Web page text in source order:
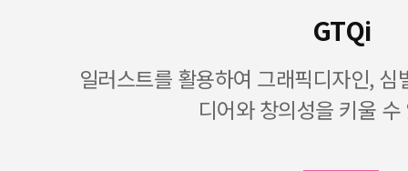
GTQi
일러스트를 활용하여 그래픽디자인,
디어와 창의성을 키울 수